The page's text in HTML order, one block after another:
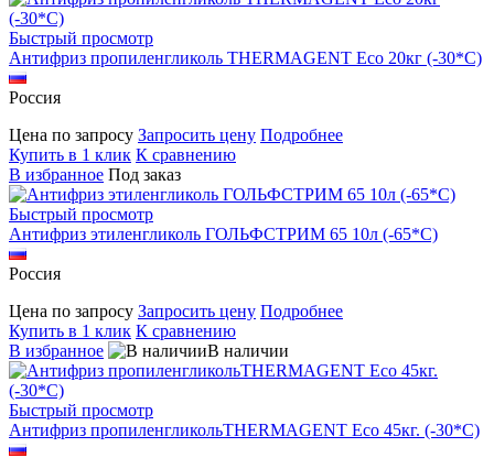
Быстрый просмотр
Антифриз пропиленгликоль THERMAGENT Eco 20кг (-30*С)
Россия
Цена по запросу Запросить цену Подробнее
Купить в 1 клик К сравнению
В избранное Под заказ
Быстрый просмотр
Антифриз этиленгликоль ГОЛЬФСТРИМ 65 10л (-65*С)
Россия
Цена по запросу Запросить цену Подробнее
Купить в 1 клик К сравнению
В избранное
В наличии
Быстрый просмотр
Антифриз пропиленгликольTHERMAGENT Eco 45кг. (-30*С)